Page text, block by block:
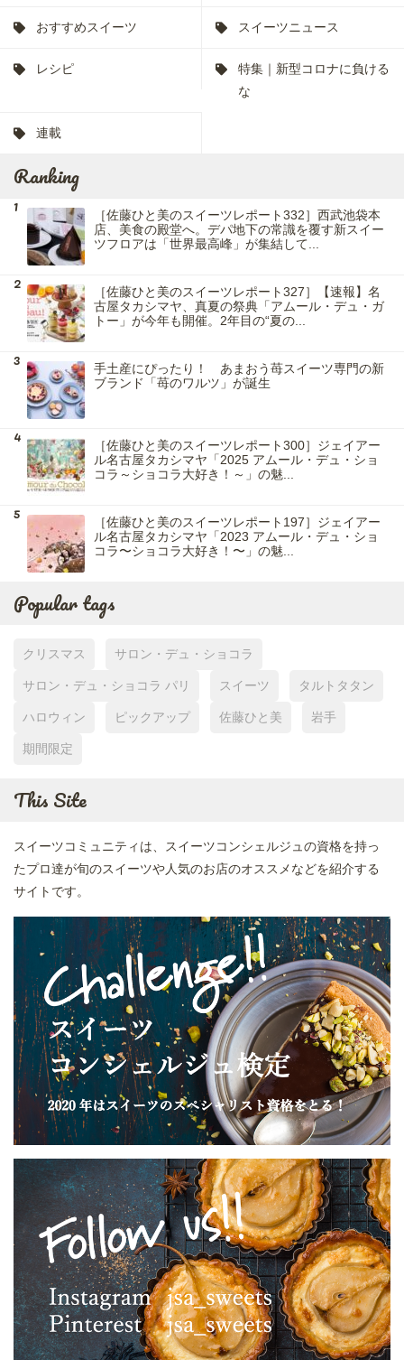
おすすめスイーツ スイーツニュース
レシピ
特集｜新型コロナに負ける
な
連載
Ranking
［佐藤ひと美のスイーツレポート332］西武池袋本
店、美食の殿堂へ。デパ地下の常識を覆す新スイー
ツフロアは「世界最高峰」が集結して...
［佐藤ひと美のスイーツレポート327］【速報】名
古屋タカシマヤ、真夏の祭典「アムール・デュ・ガ
トー」が今年も開催。2年目の“夏の...
手土産にぴったり！ あまおう苺スイーツ専門の新
ブランド「苺のワルツ」が誕生
［佐藤ひと美のスイーツレポート300］ジェイアー
ル名古屋タカシマヤ「2025 アムール・デュ・ショ
コラ～ショコラ大好き！～」の魅...
［佐藤ひと美のスイーツレポート197］ジェイアー
ル名古屋タカシマヤ「2023 アムール・デュ・ショ
コラ〜ショコラ大好き！〜」の魅...
Popular tags
クリスマス サロン・デュ・ショコラ
サロン・デュ・ショコラ パリ スイーツ タルトタタン
ハロウィン ピックアップ 佐藤ひと美 岩手
期間限定
This Site
スイーツコミュニティは、スイーツコンシェルジュの資格を持っ
たプロ達が旬のスイーツや人気のお店のオススメなどを紹介する
サイトです。